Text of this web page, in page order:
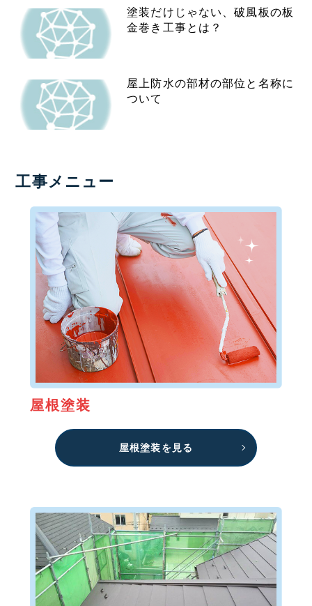
塗装だけじゃない、破風板の板
金巻き工事とは？
屋上防水の部材の部位と名称に
ついて
工事メニュー
屋根塗装
屋根塗装を見る